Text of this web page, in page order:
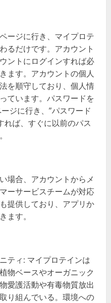
ージに行き、マイプロテ
るだけです。アカウント
ントにログインすれば必
ます。アカウントの個人
を順守しており、個人情
ています。パスワードを
ジに行き、”パスワード
れば、すぐに以前のパス
場合、アカウントからメ
ーサービスチームが対応
提供しており、アプリか
ます。
ティ: マイプロテインは
物ベースやオーガニック
愛護活動や有毒物質放出
り組んでいる。環境への